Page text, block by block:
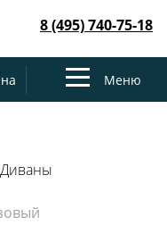
8 (495) 740-75-18
ToggleМеню
Диваны